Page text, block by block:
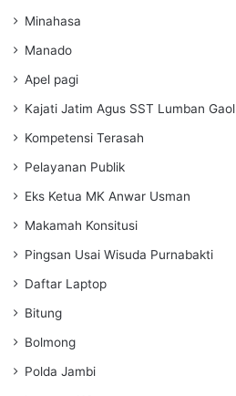
Minahasa
Manado
Apel pagi
Kajati Jatim Agus SST Lumban Gaol
Kompetensi Terasah
Pelayanan Publik
Eks Ketua MK Anwar Usman
Makamah Konsitusi
Pingsan Usai Wisuda Purnabakti
Daftar Laptop
Bitung
Bolmong
Polda Jambi